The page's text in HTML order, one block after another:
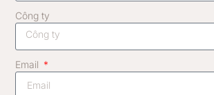
Công ty
Email